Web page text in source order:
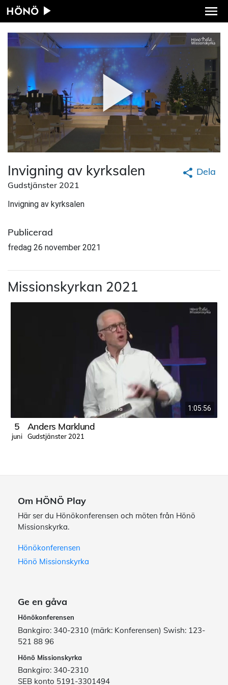
HÖNÖ
Dela
Invigning av kyrksalen
Gudstjänster 2021
Invigning av kyrksalen
Publicerad
fredag 26 november 2021
Missionskyrkan 2021
1:05:56
5
juni
Anders Marklund
Gudstjänster 2021
Om HÖNÖ Play
Här ser du Hönökonferensen och möten från Hönö
Missionskyrka.
Hönökonferensen
Hönö Missionskyrka
Ge en gåva
Hönökonferensen
Bankgiro: 340-2310 (märk: Konferensen) Swish: 123-
521 88 96
Hönö Missionskyrka
Bankgiro: 340-2310
SEB konto 5191-3301494